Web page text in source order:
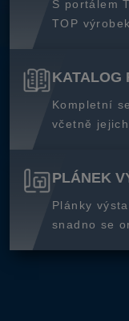
S portálem
TOP
KATALOG
Kompletní
včetně jejich
PLÁNEK
Plánky
snadno se